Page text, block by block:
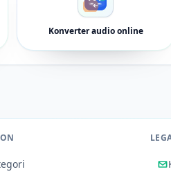
Konverter audio online